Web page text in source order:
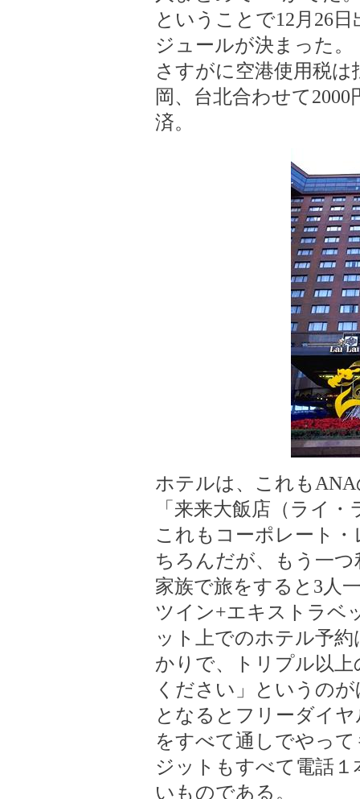
ということで12月26
ジュールが決まった。
さすがに空港使用税
岡、台北合わせて
済。
ホテルは、これも
「来来大飯店（ライ
これもコーポレート
ちろんだが、もう一
家族で旅をすると3人
ツイン+エキストラベ
ット上でのホテル予
かりで、トリプル以
ください」というの
となるとフリーダイ
をすべて通しでやっ
ジットもすべて電話
いものである。